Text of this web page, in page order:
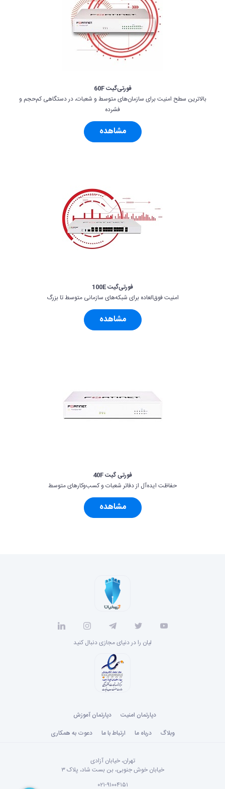
فورتی‌گیت 60F
بالاترین سطح امنیت برای سازمان‌های متوسط و شعبات، در دستگاهی کم‌حجم و
فشرده‌
مشاهده
فورتی‌گیت 100E
امنیت فوق‌العاده برای شبکه‌های سازمانی متوسط تا بزرگ‌
مشاهده
فورتی گیت 40F
حفاظت ایده‌آل از دفاتر شعبات و کسب‌وکارهای متوسط‌
مشاهده
دپارتمان امنیت دپارتمان آموزش
لیان را در دنیای مجازی دنبال کنید
وبلاگ درباه ما ارتباط با ما دعوت به همکاری
تهران، خیابان آزادی
خیابان خوش جنوبی، بن بست شاد، پلاک ۳
۰۲۱-۹۱۰۰۴۱۵۱